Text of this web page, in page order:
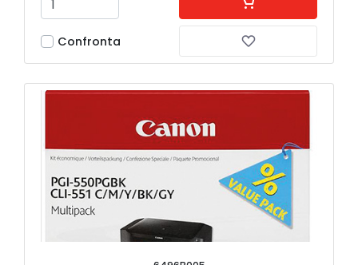
Confronta